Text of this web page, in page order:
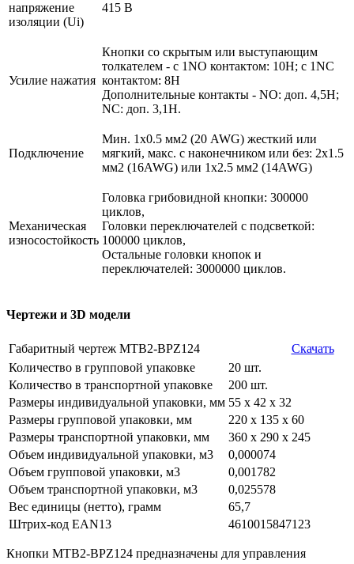
напряжение
изоляции (Ui)
415 В
Усилие нажатия
Кнопки со скрытым или выступающим
толкателем - с 1NO контактом: 10Н; с 1NC
контактом: 8Н
Дополнительные контакты - NO: доп. 4,5Н;
NC: доп. 3,1Н.
Подключение
Мин. 1х0.5 мм2 (20 AWG) жесткий или
мягкий, макс. c наконечником или без: 2х1.5
мм2 (16AWG) или 1х2.5 мм2 (14AWG)
Механическая
износостойкость
Головка грибовидной кнопки: 300000
циклов,
Головки переключателей с подсветкой:
100000 циклов,
Остальные головки кнопок и
переключателей: 3000000 циклов.
Чертежи и 3D модели
Габаритный чертеж MTB2-BPZ124
Скачать
Количество в групповой упаковке
20 шт.
Количество в транспортной упаковке
200 шт.
Размеры индивидуальной упаковки, мм 55 х 42 х 32
Размеры групповой упаковки, мм
220 х 135 х 60
Размеры транспортной упаковки, мм
360 х 290 х 245
Объем индивидуальной упаковки, м3
0,000074
Объем групповой упаковки, м3
0,001782
Объем транспортной упаковки, м3
0,025578
Вес единицы (нетто), грамм
65,7
Штрих-код EAN13
4610015847123
Кнопки MTB2-BPZ124 предназначены для управления